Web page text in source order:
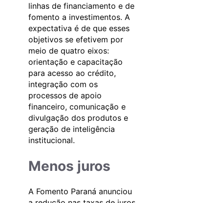
linhas de financiamento e de
fomento a investimentos. A
expectativa é de que esses
objetivos se efetivem por
meio de quatro eixos:
orientação e capacitação
para acesso ao crédito,
integração com os
processos de apoio
financeiro, comunicação e
divulgação dos produtos e
geração de inteligência
institucional.
Menos juros
A Fomento Paraná anunciou